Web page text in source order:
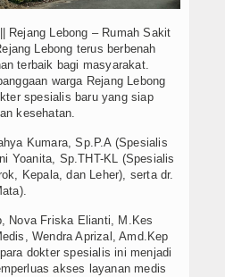
Rejang Lebong – Rumah Sakit
Lebong terus berbenah
terbaik bagi masyarakat.
warga Rejang Lebong
spesialis baru yang siap
kesehatan.
Kumara, Sp.P.A (Spesialis
Yoanita, Sp.THT-KL (Spesialis
Kepala, dan Leher), serta dr.
Nova Friska Elianti, M.Kes
Wendra Aprizal, Amd.Kep
dokter spesialis ini menjadi
akses layanan medis